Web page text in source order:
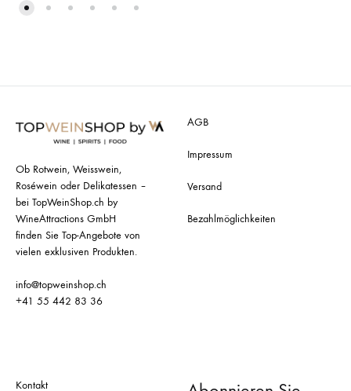
Ob Rotwein, Weisswein,
Roséwein oder Delikatessen –
bei TopWeinShop.ch by
WineAttractions GmbH
finden Sie Top-Angebote von
vielen exklusiven Produkten.
info@topweinshop.ch
+41 55 442 83 36
AGB
Impressum
Versand
Bezahlmöglichkeiten
Kontakt